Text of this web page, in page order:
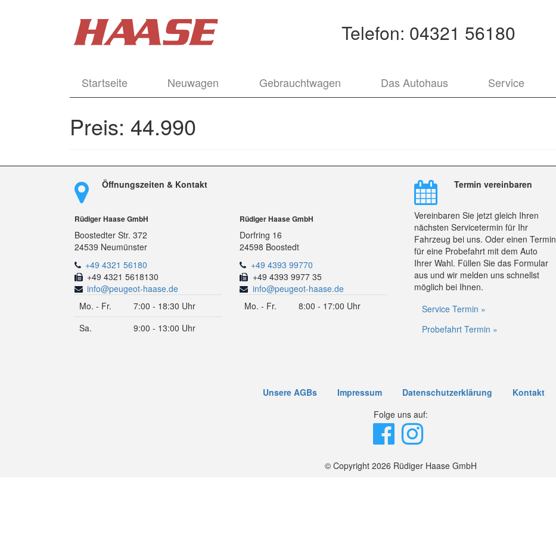
Telefon: 04321 56180
Startseite Neuwagen Gebrauchtwagen Das Autohaus Service
Preis: 44.990
Öffnungszeiten & Kontakt
Rüdiger Haase GmbH
Boostedter Str. 372
24539 Neumünster
+49 4321 56180
+49 4321 5618130
info@peugeot-haase.de
Mo. - Fr.
7:00 - 18:30 Uhr
Sa.
9:00 - 13:00 Uhr
Rüdiger Haase GmbH
Dorfring 16
24598 Boostedt
+49 4393 99770
+49 4393 9977 35
info@peugeot-haase.de
Mo. - Fr.
8:00 - 17:00 Uhr
Termin vereinbaren
Vereinbaren Sie jetzt gleich Ihren
nächsten Servicetermin für Ihr
Fahrzeug bei uns. Oder einen Termin
für eine Probefahrt mit dem Auto
Ihrer Wahl. Füllen Sie das Formular
aus und wir melden uns schnellst
möglich bei Ihnen.
Service Termin »
Probefahrt Termin »
Unsere AGBs Impressum Datenschutzerklärung
Kontakt
Folge uns auf:
© Copyright 2026 Rüdiger Haase GmbH